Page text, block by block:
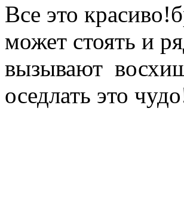
Все это
может стоять и
вызывают
оседлать это